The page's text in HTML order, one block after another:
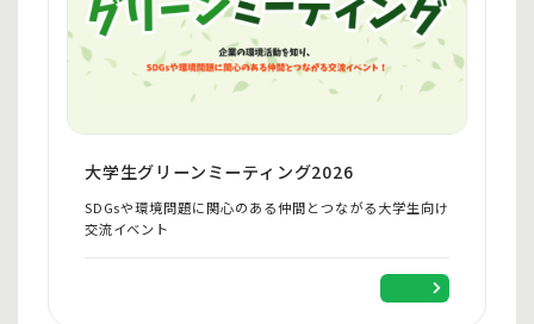
大学生グリーンミーティング2026
SDGsや環境問題に関心のある仲間とつながる大学生向け
交流イベント